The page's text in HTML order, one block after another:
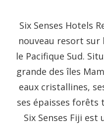
Six Senses Hotels
nouveau resort sur
le Pacifique Sud.
grande des îles
eaux cristallines,
ses épaisses
Six Senses Fiji